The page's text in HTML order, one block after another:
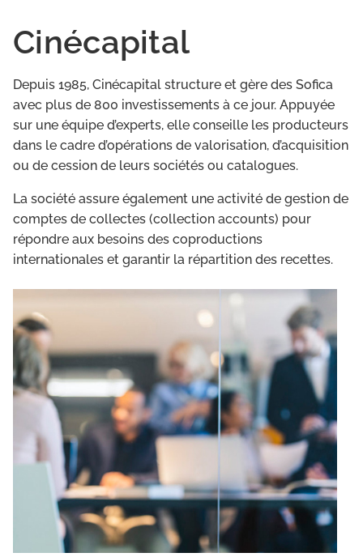
Cinécapital
Depuis 1985, Cinécapital structure et gère des Sofica
avec plus de 800 investissements à ce jour. Appuyée
sur une équipe d’experts, elle conseille les producteurs
dans le cadre d’opérations de valorisation, d’acquisition
ou de cession de leurs sociétés ou catalogues.
La société assure également une activité de gestion de
comptes de collectes (collection accounts) pour
répondre aux besoins des coproductions
internationales et garantir la répartition des recettes.